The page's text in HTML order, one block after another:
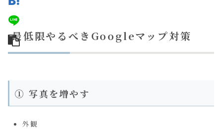
最低限やるべきGoogleマップ対策
① 写真を増やす
外観